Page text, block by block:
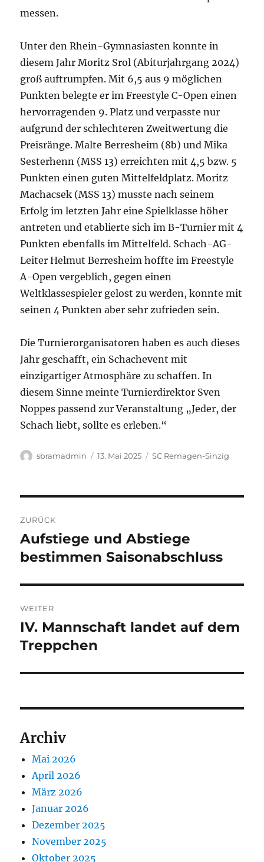
messen.
Unter den Rhein-Gymnasiasten konnte in
diesem Jahr Moritz Srol (Abiturjahrgang 2024)
groß auftrumpfen. Mit 6,5 aus 9 möglichen
Punkten belegte er im Freestyle C-Open einen
hervorragenden 9. Platz und verpasste nur
aufgrund der schlechteren Zweitwertung die
Preisränge. Malte Berresheim (8b) und Mika
Sesterhenn (MSS 13) erreichten mit 4,5 bzw. 5
Punkten einen guten Mittelfeldplatz. Moritz
Machacsek (MSS 13) musste nach seinem
Erfolg im letzten Jahr eine Spielklasse höher
antreten und etablierte sich im B-Turnier mit 4
Punkten ebenfalls im Mittelfeld. Schach-AG-
Leiter Helmut Berresheim hoffte im Freestyle
A-Open vergeblich, gegen einen
Weltklassespieler gelost zu werden, konnte mit
seinen 4 Punkten aber sehr zufrieden sein.
Die Turnierorganisatoren haben es auch dieses
Jahr geschafft, ein Schachevent mit
einzigartiger Atmosphäre zu schaffen. In
diesem Sinne meinte Turnierdirektor Sven
Noppes passend zur Veranstaltung „Jeder, der
Schach liebt, sollte es erleben.“
Autor
sbramadmin
Veröffentlicht
13. Mai 2025 Kategorien
SC Remagen-Sinzig
ZURÜCK
Vorheriger
Beitrag:
Aufstiege und Abstiege
bestimmen Saisonabschluss
WEITER
Nächster
Beitrag:
IV. Mannschaft landet auf dem
Treppchen
Archiv
Mai 2026
April 2026
März 2026
Januar 2026
Dezember 2025
November 2025
Oktober 2025